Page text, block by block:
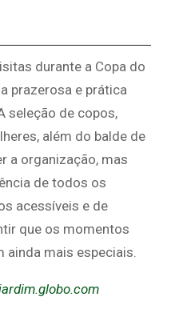
durante a Copa do
prazerosa e prática
seleção de copos,
além do balde de
a organização, mas
de todos os
acessíveis e de
que os momentos
mais especiais.